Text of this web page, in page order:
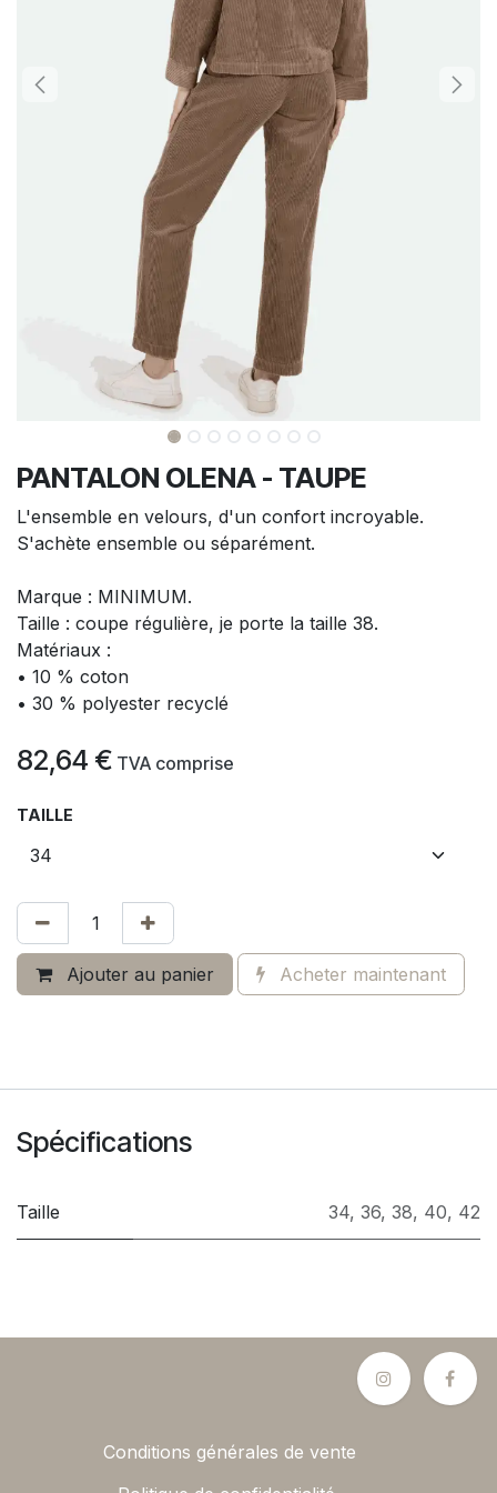
PANTALON OLENA - TAUPE
L'ensemble en velours, d'un confort incroyable.
S'achète ensemble ou séparément.
Marque : MINIMUM.
Taille : coupe régulière, je porte la taille 38.
Matériaux :
• 10 % coton
• 30 % polyester recyclé
82,64 € TVA comprise
TAILLE
Ajouter au panier Acheter maintenant
Spécifications
Taille 34, 36, 38, 40, 42
Conditions générales de vente